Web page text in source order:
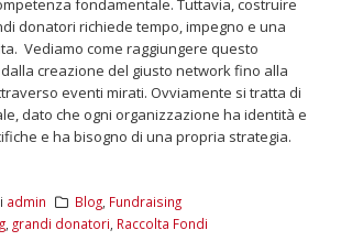
fondamentale. Tuttavia, costruire
donatori richiede tempo, impegno e una
Vediamo come raggiungere questo
creazione del giusto network fino alla
eventi mirati. Ovviamente si tratta di
dato che ogni organizzazione ha identità e
e ha bisogno di una propria strategia.
admin Blog Fundraising
, grandi donatori Raccolta Fondi